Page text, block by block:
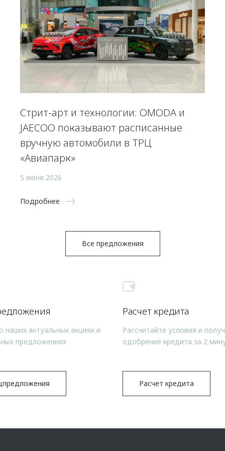
Стрит-арт и технологии: OMODA и
JAECOO показывают расписанные
вручную автомобили в ТРЦ
«Авиапарк»
5 июня 2026
Подробнее
Все предложения
наших актуальных акциях и
предложениях
Расчет кредита
Рассчитайте условия и
одобрение кредита за 2
Расчет кредита